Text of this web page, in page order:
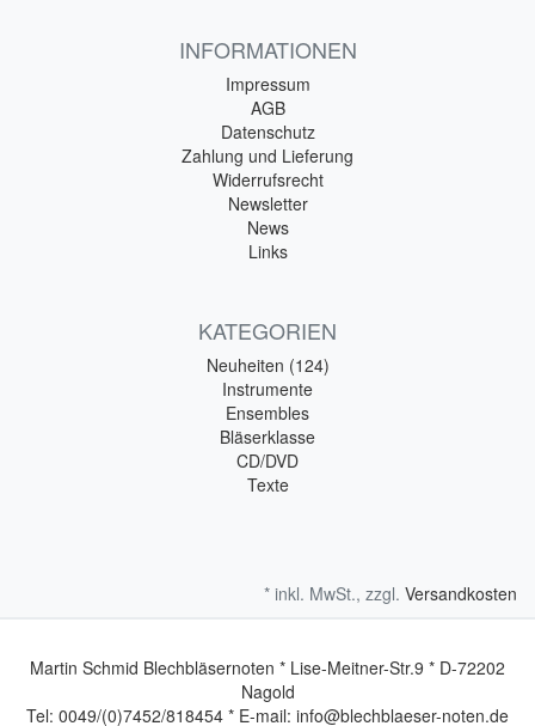
INFORMATIONEN
Impressum
AGB
Datenschutz
Zahlung und Lieferung
Widerrufsrecht
Newsletter
News
Links
KATEGORIEN
Neuheiten (124)
Instrumente
Ensembles
Bläserklasse
CD/DVD
Texte
* inkl. MwSt., zzgl. Versandkosten
Martin Schmid Blechbläsernoten * Lise-Meitner-Str.9 * D-72202
Nagold
Tel: 0049/(0)7452/818454 * E-mail: info@blechblaeser-noten.de